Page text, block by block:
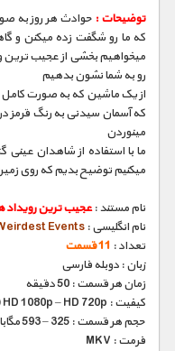
توضیحات :
که ما رو شگفت زده میکنن و
میخواهیم بخشی از عجیب ترین
رو به شما نشون بدهیم
از یک ماشین که به صورت کامل
که آسمان سیدنی به رنگ قرمز
مینوردن
ما با استفاده از شاهدان عینی
میکنیم توضیح بدیم که روی
نام مستند :عجیب ترین رویداد
نام انگلیسی : Events
تعداد : 11 قسمت
زبان : دوبله فارسی
زمان هر قسمت : 50 دقیقه
کیفیت : HD 1080p – HD 720p (فوق العاده)
حجم هر قسمت : 325 – 593 مگابایت
فرمت : MKV